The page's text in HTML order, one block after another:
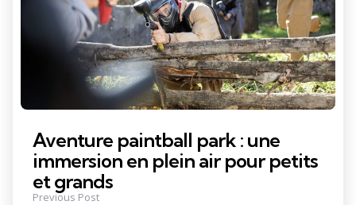
Aventure paintball park : une
immersion en plein air pour petits
et grands
Previous Post